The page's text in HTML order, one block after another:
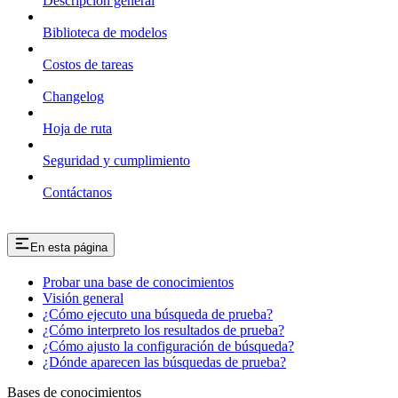
Biblioteca de modelos
Costos de tareas
Changelog
Hoja de ruta
Seguridad y cumplimiento
Contáctanos
En esta página
Probar una base de conocimientos
Visión general
¿Cómo ejecuto una búsqueda de prueba?
¿Cómo interpreto los resultados de prueba?
¿Cómo ajusto la configuración de búsqueda?
¿Dónde aparecen las búsquedas de prueba?
Bases de conocimientos